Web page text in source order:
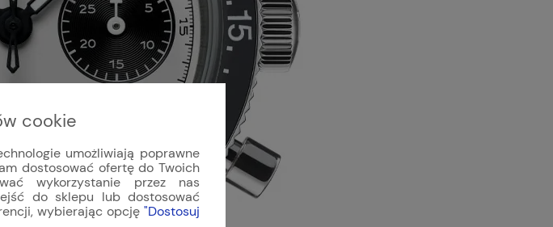
cookie
umożliwiają poprawne
dostosować ofertę do Twoich
wykorzystanie przez nas
do sklepu lub dostosować
wybierając opcję "Dostosuj